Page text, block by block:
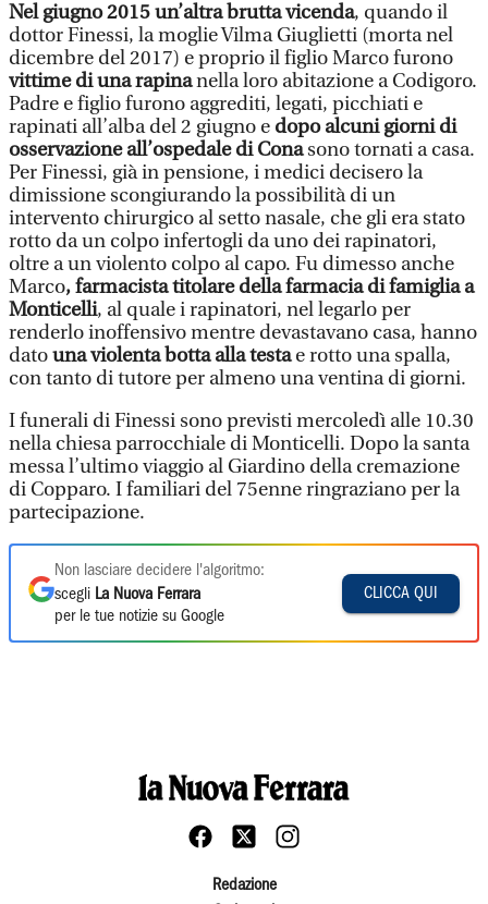
Nel giugno 2015 un’altra brutta vicenda, quando il
dottor Finessi, la moglie Vilma Giuglietti (morta nel
dicembre del 2017) e proprio il figlio Marco furono
vittime di una rapinanella loro abitazione a Codigoro.
Padre e figlio furono aggrediti, legati, picchiati e
rapinati all’alba del 2 giugno e dopo alcuni giorni di
osservazione all’ospedale di Conasono tornati a casa.
Per Finessi, già in pensione, i medici decisero la
dimissione scongiurando la possibilità di un
intervento chirurgico al setto nasale, che gli era stato
rotto da un colpo infertogli da uno dei rapinatori,
oltre a un violento colpo al capo. Fu dimesso anche
Marco, farmacista titolare della farmacia di famiglia a
Monticelli, al quale i rapinatori, nel legarlo per
renderlo inoffensivo mentre devastavano casa, hanno
datouna violenta botta alla testae rotto una spalla,
con tanto di tutore per almeno una ventina di giorni.
I funerali di Finessi sono previsti mercoledì alle 10.30
nella chiesa parrocchiale di Monticelli. Dopo la santa
messa l’ultimo viaggio al Giardino della cremazione
di Copparo. I familiari del 75enne ringraziano per la
partecipazione.
Non lasciare decidere l'algoritmo:
scegli La Nuova Ferrara
per le tue notizie su Google
CLICCA QUI
Redazione